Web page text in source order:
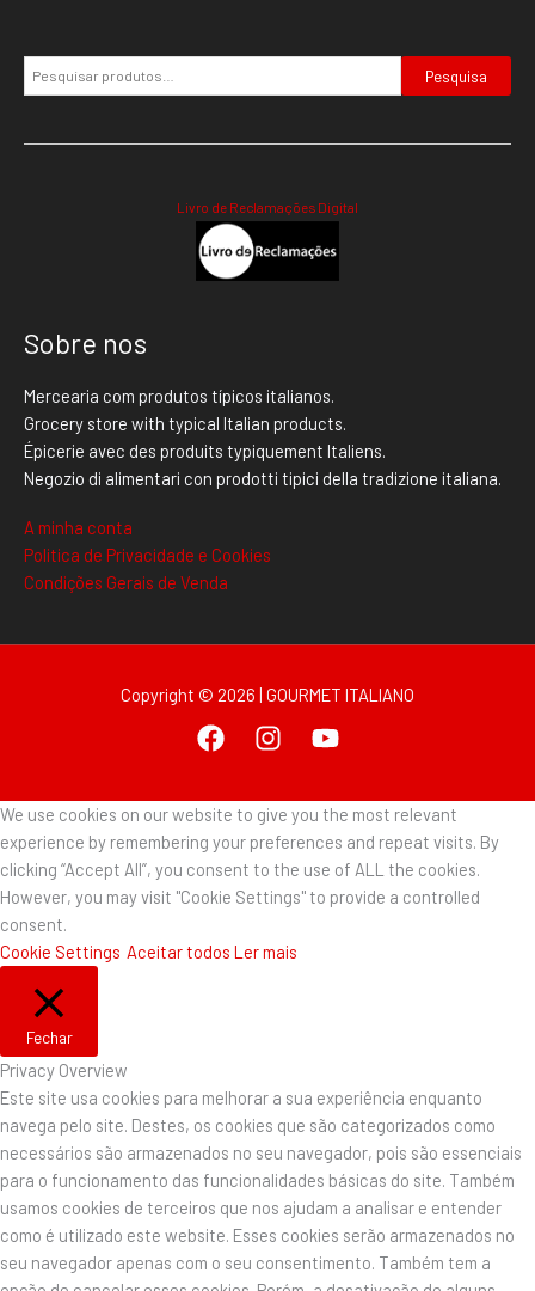
Pesquisa
Livro de Reclamações Digital
Sobre nos
Mercearia com produtos típicos italianos.
Grocery store with typical Italian products.
Épicerie avec des produits typiquement Italiens.
Negozio di alimentari con prodotti tipici della tradizione italiana.
A minha conta
Politica de Privacidade e Cookies
Condições Gerais de Venda
Copyright © 2026 | GOURMET ITALIANO
We use cookies on our website to give you the most relevant
experience by remembering your preferences and repeat visits. By
clicking “Accept All”, you consent to the use of ALL the cookies.
However, you may visit "Cookie Settings" to provide a controlled
consent.
Cookie Settings Aceitar todos Ler mais
Fechar
Privacy Overview
Este site usa cookies para melhorar a sua experiência enquanto
navega pelo site. Destes, os cookies que são categorizados como
necessários são armazenados no seu navegador, pois são essenciais
para o funcionamento das funcionalidades básicas do site. Também
usamos cookies de terceiros que nos ajudam a analisar e entender
como é utilizado este website. Esses cookies serão armazenados no
seu navegador apenas com o seu consentimento. Também tem a